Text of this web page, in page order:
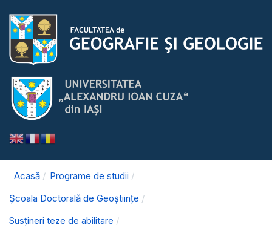
Acasă
Programe de studii
Școala Doctorală de Geoștiințe
Susțineri teze de abilitare